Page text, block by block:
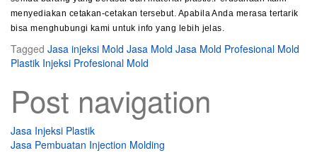
menyediakan cetakan-cetakan tersebut. Apabila Anda merasa tertarik
bisa menghubungi kami untuk info yang lebih jelas.
Tagged Jasa injeksi Mold Jasa Mold Jasa Mold Profesional Mold
Plastik Injeksi Profesional Mold
Post navigation
Jasa Injeksi Plastik
Jasa Pembuatan Injection Molding